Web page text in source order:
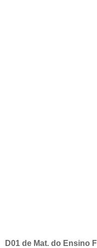
D01 de Mat. do Ensino